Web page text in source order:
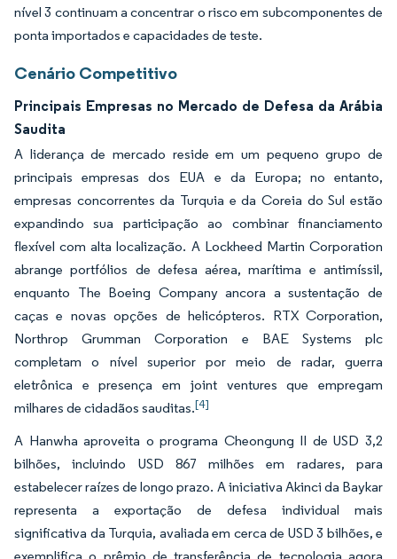
nível 3 continuam a concentrar o risco em subcomponentes de
ponta importados e capacidades de teste.
Cenário Competitivo
Principais Empresas no Mercado de Defesa da Arábia
Saudita
A liderança de mercado reside em um pequeno grupo de
principais empresas dos EUA e da Europa; no entanto,
empresas concorrentes da Turquia e da Coreia do Sul estão
expandindo sua participação ao combinar financiamento
flexível com alta localização. A Lockheed Martin Corporation
abrange portfólios de defesa aérea, marítima e antimíssil,
enquanto The Boeing Company ancora a sustentação de
caças e novas opções de helicópteros. RTX Corporation,
Northrop Grumman Corporation e BAE Systems plc
completam o nível superior por meio de radar, guerra
eletrônica e presença em joint ventures que empregam
milhares de cidadãos sauditas.[4]
A Hanwha aproveita o programa Cheongung II de USD 3,2
bilhões, incluindo USD 867 milhões em radares, para
estabelecer raízes de longo prazo. A iniciativa Akinci da Baykar
representa a exportação de defesa individual mais
significativa da Turquia, avaliada em cerca de USD 3 bilhões, e